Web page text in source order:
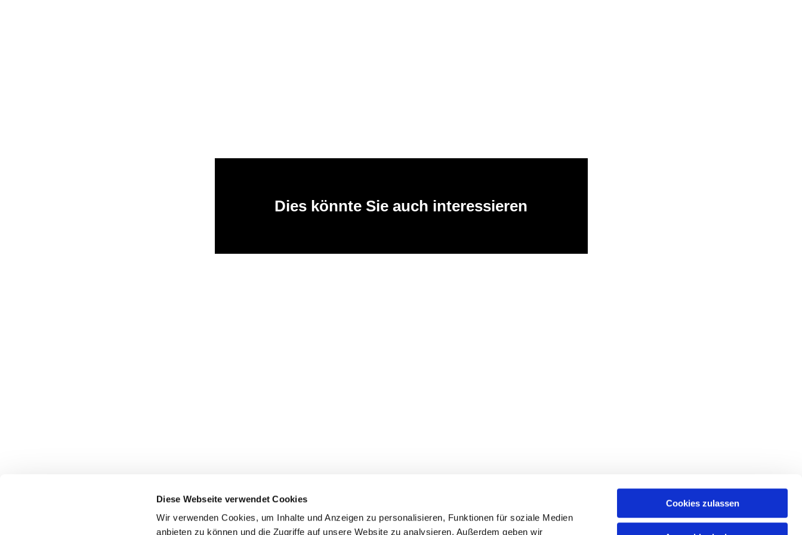
Diese Webseite verwendet Cookies
Wir verwenden Cookies, um Inhalte und Anzeigen zu personalisieren, Funktionen für soziale Medien
anbieten zu können und die Zugriffe auf unsere Website zu analysieren. Außerdem geben wir
Cookies zulassen
Dies könnte Sie auch interessieren